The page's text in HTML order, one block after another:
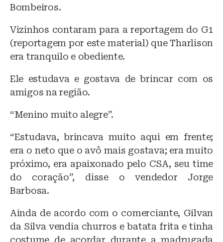
Bombeiros.
Vizinhos contaram para a reportagem do G1
(reportagem por este material) que Tharlison
era tranquilo e obediente.
Ele estudava e gostava de brincar com os
amigos na região.
“Menino muito alegre”.
“Estudava, brincava muito aqui em frente;
era o neto que o avô mais gostava; era muito
próximo, era apaixonado pelo CSA, seu time
do coração”, disse o vendedor Jorge
Barbosa.
Ainda de acordo com o comerciante, Gilvan
da Silva vendia churros e batata frita e tinha
costume de acordar durante a madrugada